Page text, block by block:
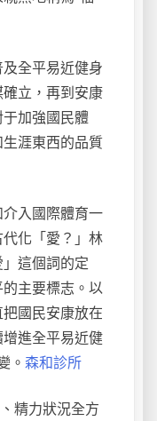
全平易近健身
立，再到安康
加強國民體
涯東西的品質
入國際體育一
化「愛？」林
這個詞的定
主要標志。以
國民安康放在
進全平易近健
。 森和診所
精力狀況全方